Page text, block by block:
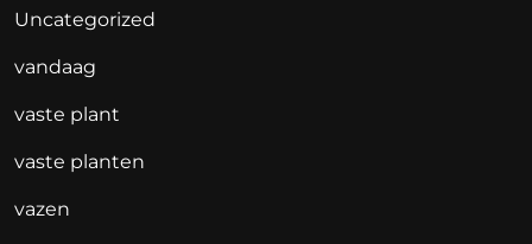
Uncategorized
vandaag
vaste plant
vaste planten
vazen